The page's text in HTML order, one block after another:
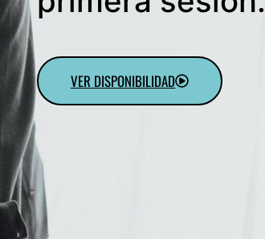
VER DISPONIBILIDAD